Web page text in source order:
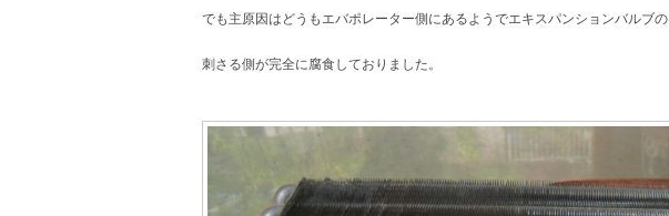
でも主原因はどうもエバポレーター側にあるようでエキスパンションバルブの
刺さる側が完全に腐食しておりました。